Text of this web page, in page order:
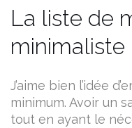
La liste de
minimaliste
J’aime bien l’idée
minimum. Avoir un
tout en ayant le